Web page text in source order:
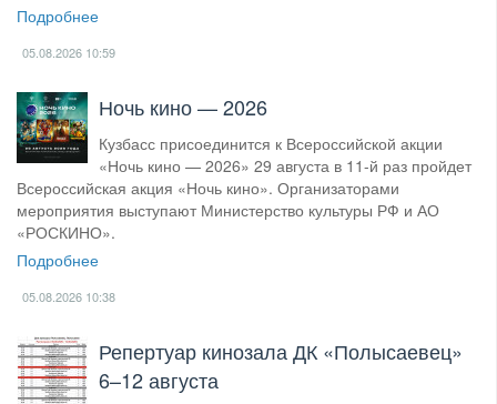
Подробнее
05.08.2026 10:59
Ночь кино — 2026
Кузбасс присоединится к Всероссийской акции
«Ночь кино — 2026» 29 августа в 11-й раз пройдет
Всероссийская акция «Ночь кино». Организаторами
мероприятия выступают Министерство культуры РФ и АО
«РОСКИНО».
Подробнее
05.08.2026 10:38
​Репертуар кинозала ДК «Полысаевец»
6–12 августа